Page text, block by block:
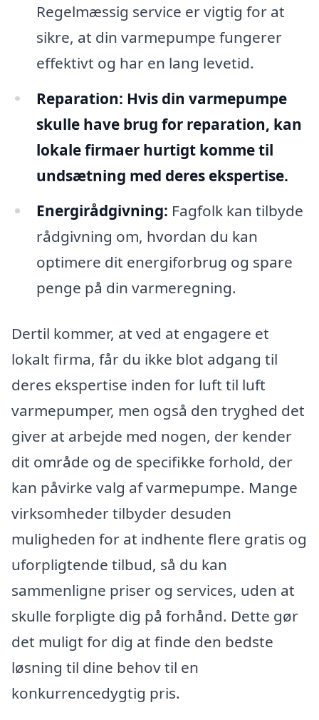
Regelmæssig service er vigtig for at
sikre, at din varmepumpe fungerer
effektivt og har en lang levetid.
Reparation: Hvis din varmepumpe
skulle have brug for reparation, kan
lokale firmaer hurtigt komme til
undsætning med deres ekspertise.
Energirådgivning: Fagfolk kan tilbyde
rådgivning om, hvordan du kan
optimere dit energiforbrug og spare
penge på din varmeregning.
Dertil kommer, at ved at engagere et
lokalt firma, får du ikke blot adgang til
deres ekspertise inden for luft til luft
varmepumper, men også den tryghed det
giver at arbejde med nogen, der kender
dit område og de specifikke forhold, der
kan påvirke valg af varmepumpe. Mange
virksomheder tilbyder desuden
muligheden for at indhente flere gratis og
uforpligtende tilbud, så du kan
sammenligne priser og services, uden at
skulle forpligte dig på forhånd. Dette gør
det muligt for dig at finde den bedste
løsning til dine behov til en
konkurrencedygtig pris.